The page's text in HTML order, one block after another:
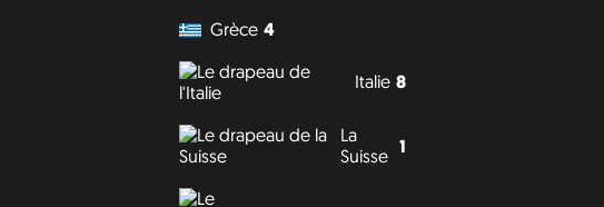
Grèce 4
Italie 8
La
Suisse 1